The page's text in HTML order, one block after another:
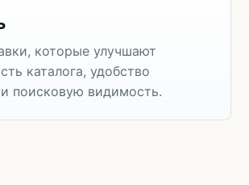
которые улучшают
каталога, удобство
и поисковую видимость.